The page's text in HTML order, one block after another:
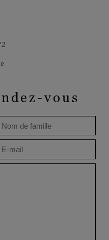
vous